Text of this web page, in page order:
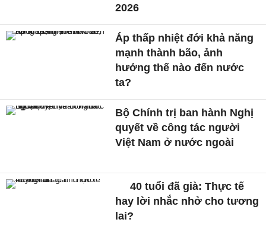
2026
Áp thấp nhiệt đới khả năng
mạnh thành bão, ảnh
hưởng thế nào đến nước
ta?
Bộ Chính trị ban hành Nghị
quyết về công tác người
Việt Nam ở nước ngoài
40 tuổi đã già: Thực tế
hay lời nhắc nhở cho tương
lai?